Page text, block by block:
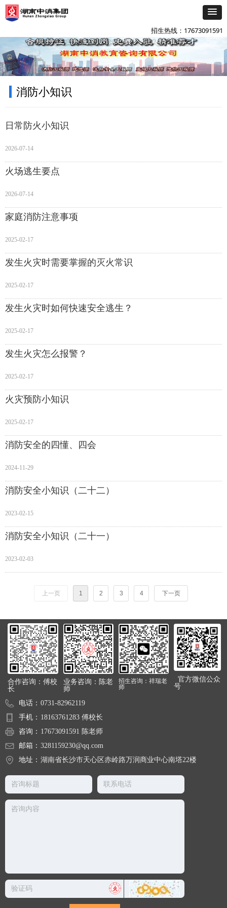
招生热线：17673091591
添加企微咨询
消防小知识
日常防火小知识
2026-07-14
火场逃生要点
2026-07-14
家庭消防注意事项
2025-02-17
发生火灾时需要掌握的灭火常识
2025-02-17
发生火灾时如何快速安全逃生？
2025-02-17
发生火灾怎么报警？
2025-02-17
火灾预防小知识
2025-02-17
消防安全的四懂、四会
2024-11-29
消防安全小知识（二十二）
2023-02-15
消防安全小知识（二十一）
2023-02-03
上一页 1 2 3 4 下一页
合作咨询：傅校
长
业务咨询：陈老
师
官方微信公众
号
招生咨询：祥瑞老
师
电话： 0731-82962119
手机： 18163761283 傅校长
咨询： 17673091591 陈老师
邮箱： 3281159230@qq.com
地址： 湖南省长沙市天心区赤岭路万润商业中心南塔22楼